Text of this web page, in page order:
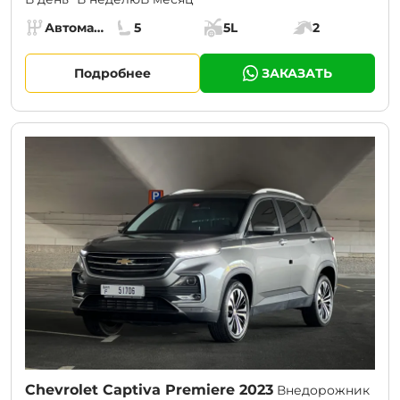
Specs:
Коробка передач:
Автомат (АКПП)
Места:
5
Объём багажника:
5L
Мощность
2
Подробнее ЗАКАЗАТЬ
Chevrolet Captiva Premiere 2023 Внедорожник
CURRENT PROMOTION: